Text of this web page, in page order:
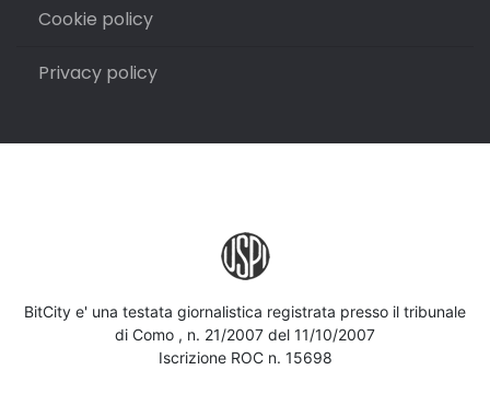
Cookie policy
Privacy policy
BitCity e' una testata giornalistica registrata presso il tribunale
di Como , n. 21/2007 del 11/10/2007
Iscrizione ROC n. 15698